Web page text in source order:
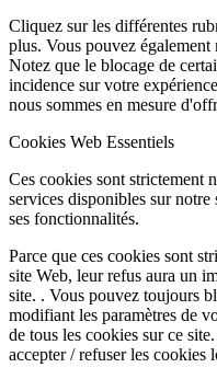
Cliquez sur les différentes
plus. Vous pouvez
Notez que le blocage de
incidence sur votre
nous sommes en mesure
Cookies Web Essentiels
Ces cookies sont strictement
services disponibles sur
ses fonctionnalités.
Parce que ces cookies sont
site Web, leur refus aura un
site. . Vous pouvez toujours
modifiant les paramètres de
de tous les cookies sur ce
accepter / refuser les cookies